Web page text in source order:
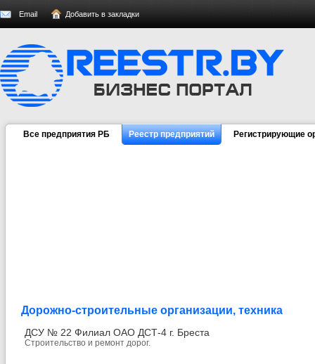
Email Добавить в закладки
Все предприятия РБ Реестр предприятий Регистрирующие
Дорожно-строительные организации, техника
ДСУ № 22 Филиал ОАО ДСТ-4 г. Бреста
Строительство и ремонт дорог.